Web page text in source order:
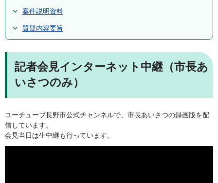
案件説明資料
質疑内容要旨
記者会見インターネット中継（市長あ
いさつのみ）
ユーチューブ長野市公式チャンネルで、市長あいさつの録画版を配
信しています。
会見当日は生中継も行っています。